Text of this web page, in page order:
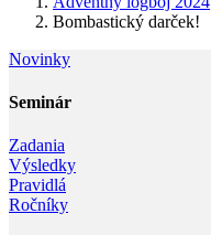
Bombastický darček!
Novinky
Seminár‎
Zadania
Výsledky
Pravidlá
Ročníky